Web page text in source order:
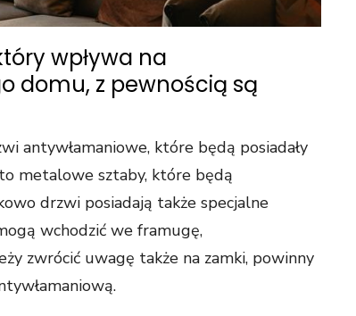
wpływa na
domu, z pewnością są
antywłamaniowe, które będą posiadały
metalowe sztaby, które będą
drzwi posiadają także specjalne
wchodzić we framugę,
zwrócić uwagę także na zamki, powinny